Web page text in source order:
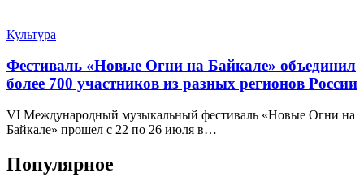
Культура
Фестиваль «Новые Огни на Байкале» объединил
более 700 участников из разных регионов России
VI Международный музыкальный фестиваль «Новые Огни на
Байкале» прошел с 22 по 26 июля в…
Популярное